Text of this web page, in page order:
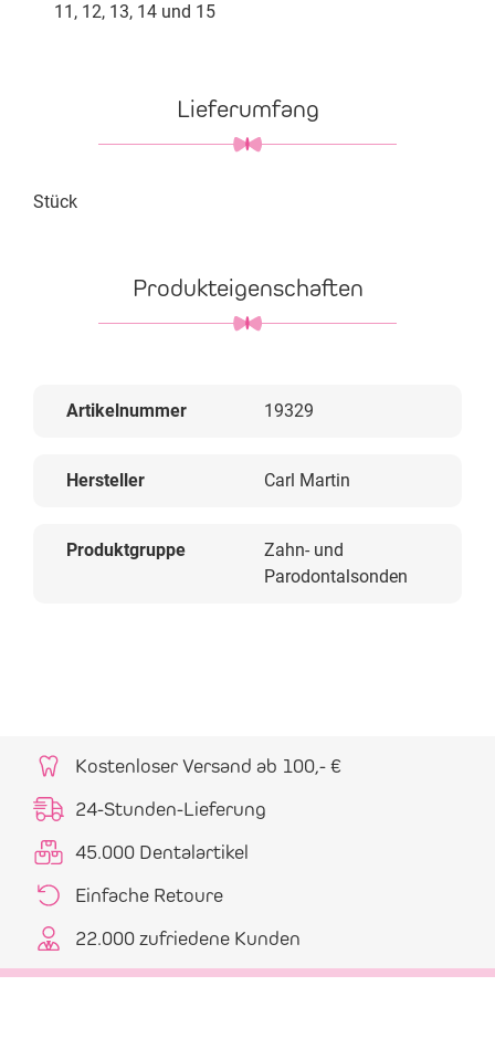
11, 12, 13, 14 und 15
Lieferumfang
Stück
Produkteigenschaften
Artikelnummer 19329
Hersteller Carl Martin
Produktgruppe
Zahn- und
Parodontalsonden
Kostenloser Versand ab 100,- €
24-Stunden-Lieferung
45.000 Dentalartikel
Einfache Retoure
22.000 zufriedene Kunden